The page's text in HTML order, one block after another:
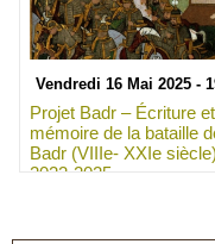
Vendredi 16 Mai 2025 -
Projet Badr – Écriture et
mémoire de la bataille
Badr (VIIIe- XXIe
2022-2025